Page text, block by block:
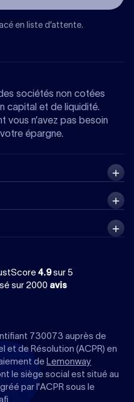
en liste d’attente.
sociétés non cotées
capital et de liquidité.
vous n’avez pas besoin
épargne.
4.9sur 5
sur2000 avis
730073 auprès de
de Résolution (ACPR) en
de Lemonway
le siège social est situé au
par l'ACPR sous le